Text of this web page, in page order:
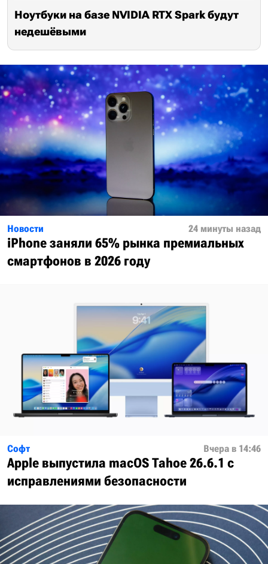
Ноутбуки на базе NVIDIA RTX Spark будут
недешёвыми
Новости 24 минуты назад
iPhone заняли 65% рынка премиальных
смартфонов в 2026 году
Софт Вчера в 14:46
Apple выпустила macOS Tahoe 26.6.1 с
исправлениями безопасности